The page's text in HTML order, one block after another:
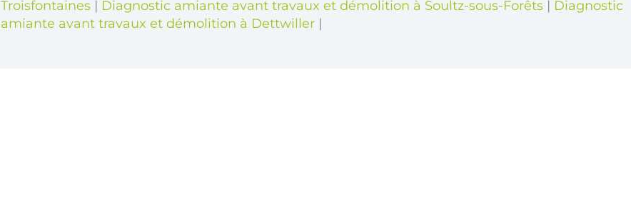
Troisfontaines | Diagnostic amiante avant travaux et démolition à Soultz-sous-Forêts | Diagnostic
amiante avant travaux et démolition à Dettwiller |